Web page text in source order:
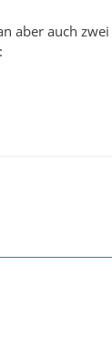
aber auch